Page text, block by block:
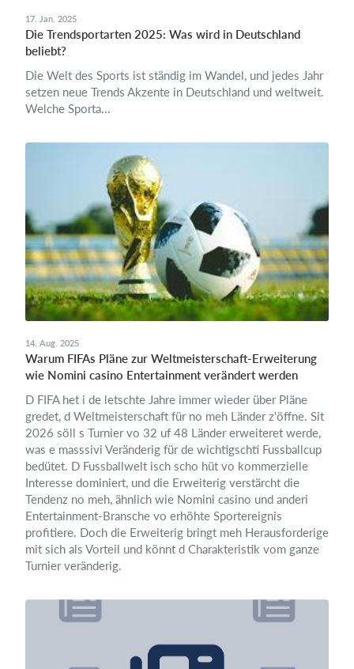
17. Jan. 2025
Die Trendsportarten 2025: Was wird in Deutschland
beliebt?
Die Welt des Sports ist ständig im Wandel, und jedes Jahr
setzen neue Trends Akzente in Deutschland und weltweit.
Welche Sporta...
14. Aug. 2025
Warum FIFAs Pläne zur Weltmeisterschaft-Erweiterung
wie Nomini casino Entertainment verändert werden
D FIFA het i de letschte Jahre immer wieder über Pläne
gredet, d Weltmeisterschaft für no meh Länder z'öffne. Sit
2026 söll s Turnier vo 32 uf 48 Länder erweiteret werde,
was e masssivi Veränderig für de wichtigschti Fussballcup
bedütet. D Fussballwelt isch scho hüt vo kommerzielle
Interesse dominiert, und die Erweiterig verstärcht die
Tendenz no meh, ähnlich wie Nomini casino und anderi
Entertainment-Bransche vo erhöhte Sportereignis
profitiere. Doch die Erweiterig bringt meh Herausforderige
mit sich als Vorteil und könnt d Charakteristik vom ganze
Turnier veränderig.